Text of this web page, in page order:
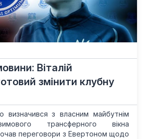
Віталій
змінити клубну
визначився з власним майбутнім
трансферного вікна
переговори з Евертоном щодо